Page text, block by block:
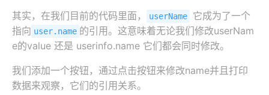
其实，在我们目前的代码里面， userName
它成为了一个
指向 user.name 的引用。这意味着无论我们修改userNam
e的value 还是 userinfo.name 它们都会同时修改。
我们添加一个按钮，通过点击按钮来修改name并且打印
数据来观察，它们的引用关系。